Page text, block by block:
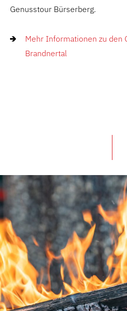
Genusstour Bürserberg.
Mehr Informationen zu den
Brandnertal